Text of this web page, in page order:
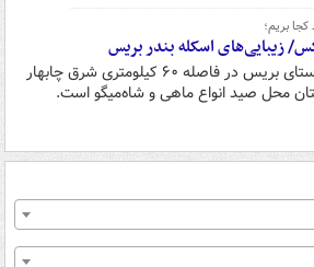
کجا بریم؛
زیبایی‌های اسکله بندر بریس
روستای بریس در فاصله ۶۰ کیلومتری شرق چابهار
محل صید انواع ماهی و شاه‌میگو است.